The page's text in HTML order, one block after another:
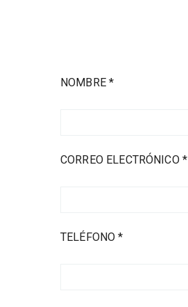
NOMBRE *
CORREO ELECTRÓNICO *
TELÉFONO *